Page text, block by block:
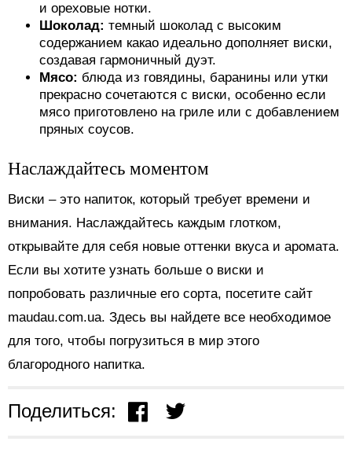
и ореховые нотки.
Шоколад: темный шоколад с высоким
содержанием какао идеально дополняет виски,
создавая гармоничный дуэт.
Мясо: блюда из говядины, баранины или утки
прекрасно сочетаются с виски, особенно если
мясо приготовлено на гриле или с добавлением
пряных соусов.
Наслаждайтесь моментом
Виски – это напиток, который требует времени и
внимания. Наслаждайтесь каждым глотком,
открывайте для себя новые оттенки вкуса и аромата.
Если вы хотите узнать больше о виски и
попробовать различные его сорта, посетите сайт
maudau.com.ua. Здесь вы найдете все необходимое
для того, чтобы погрузиться в мир этого
благородного напитка.
Поделиться: